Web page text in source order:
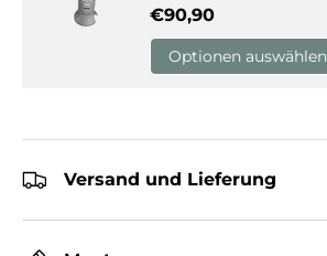
Normaler Preis
€90,90
Optionen auswählen
Versand und Lieferung